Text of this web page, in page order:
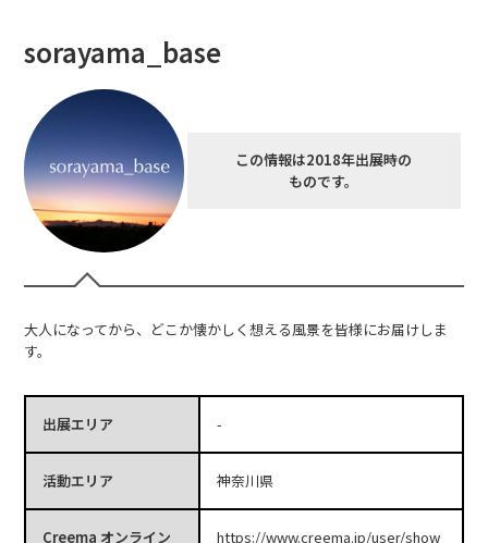
sorayama_base
この情報は2018年出展時の
ものです。
大人になってから、どこか懐かしく想える風景を皆様にお届けしま
す。
出展エリア -
活動エリア 神奈川県
Creema オンライン
https://www.creema.jp/user/show